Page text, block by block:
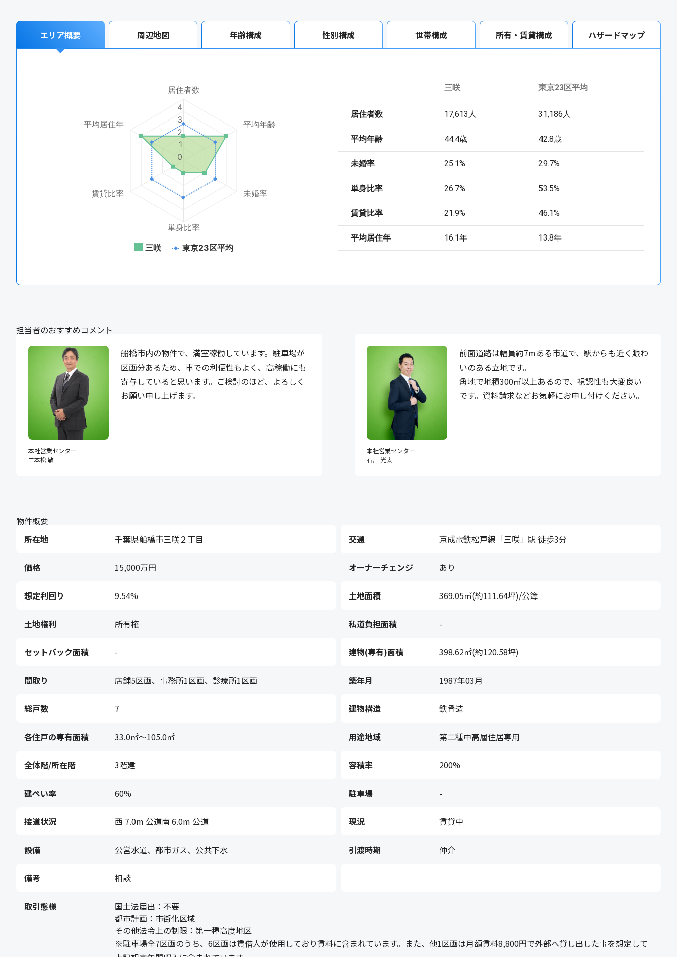
エリア概要 周辺地図 年齢構成 性別構成 世帯構成 所有・賃貸構成 ハザードマップ
三咲 東京23区平均
居住者数
平均年齢
未婚率
単身比率
賃貸比率
平均居住年
0
1
2
3
4
三咲 東京23区平均
居住者数 17,613人 31,186人
平均年齢 44.4歳 42.8歳
未婚率 25.1% 29.7%
単身比率 26.7% 53.5%
賃貸比率 21.9% 46.1%
平均居住年 16.1年 13.8年
担当者のおすすめコメント
本社営業センター
二本松 敏
船橋市内の物件で、満室稼働しています。駐車場が
区画分あるため、車での利便性もよく、高稼働にも
寄与していると思います。ご検討のほど、よろしく
お願い申し上げます。
本社営業センター
石川 光太
前面道路は幅員約7mある市道で、駅からも近く賑わ
いのある立地です。
角地で地積300㎡以上あるので、視認性も大変良い
です。資料請求などお気軽にお申し付けください。
物件概要
所在地
千葉県船橋市三咲２丁目 交通 京成電鉄松戸線「三咲」駅 徒歩3分
価格 15,000万円 オーナーチェンジ あり
想定利回り 9.54% 土地面積 369.05㎡(約111.64坪)/公簿
土地権利 所有権 私道負担面積 -
セットバック面積 - 建物(専有)面積 398.62㎡(約120.58坪)
間取り 店舗5区画、事務所1区画、診療所1区画 築年月 1987年03月
総戸数 7 建物構造 鉄骨造
各住戸の専有面積 33.0㎡〜105.0㎡ 用途地域 第二種中高層住居専用
全体階/所在階 3階建 容積率 200%
建ぺい率 60% 駐車場 -
接道状況 西 7.0m 公道南 6.0m 公道 現況 賃貸中
設備 公営水道、都市ガス、公共下水 引渡時期 仲介
備考 相談
取引態様
国土法届出：不要
都市計画：市街化区域
その他法令上の制限：第一種高度地区
※駐車場全7区画のうち、6区画は賃借人が使用しており賃料に含まれています。また、他1区画は月額賃料8,800円で外部へ貸し出した事を想定して